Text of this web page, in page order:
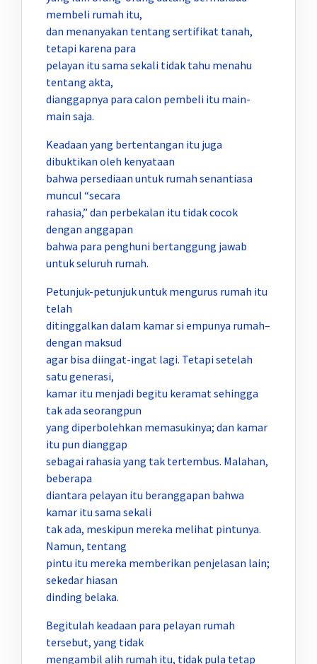
membeli rumah itu,
dan menanyakan tentang sertifikat tanah,
tetapi karena para
pelayan itu sama sekali tidak tahu menahu
tentang akta,
dianggapnya para calon pembeli itu main-
main saja.
Keadaan yang bertentangan itu juga
dibuktikan oleh kenyataan
bahwa persediaan untuk rumah senantiasa
muncul “secara
rahasia,” dan perbekalan itu tidak cocok
dengan anggapan
bahwa para penghuni bertanggung jawab
untuk seluruh rumah.
Petunjuk-petunjuk untuk mengurus rumah itu
telah
ditinggalkan dalam kamar si empunya rumah–
dengan maksud
agar bisa diingat-ingat lagi. Tetapi setelah
satu generasi,
kamar itu menjadi begitu keramat sehingga
tak ada seorangpun
yang diperbolehkan memasukinya; dan kamar
itu pun dianggap
sebagai rahasia yang tak tertembus. Malahan,
beberapa
diantara pelayan itu beranggapan bahwa
kamar itu sama sekali
tak ada, meskipun mereka melihat pintunya.
Namun, tentang
pintu itu mereka memberikan penjelasan lain;
sekedar hiasan
dinding belaka.
Begitulah keadaan para pelayan rumah
tersebut, yang tidak
mengambil alih rumah itu, tidak pula tetap